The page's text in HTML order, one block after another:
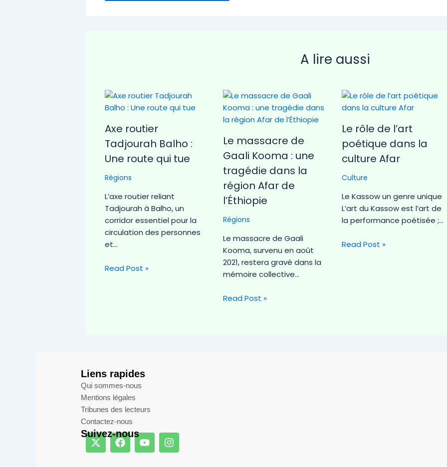
A lire aussi
Axe routier
Tadjourah Balho :
Une route qui tue
Régions
L’axe routier reliant
Tadjourah à Balho, un
corridor essentiel pour la
circulation des personnes
et…
Read Post »
Le massacre de
Gaali Kooma : une
tragédie dans la
région Afar de
l’Éthiopie
Régions
Le massacre de Gaali
Kooma, survenu en août
2021, restera gravé dans la
mémoire collective…
Read Post »
Le rôle de l’art
poétique dans la
culture Afar
Culture
Le Kassow un genre unique
L’art du Kassow est l’art de
la performance poétisée ;…
Read Post »
Liens rapides
Qui sommes-nous
Mentions légales​
Tribunes des lecteurs​
Contactez-nous
Suivez-nous
X
-
t
F
a
c
Y
o
u
I
n
s